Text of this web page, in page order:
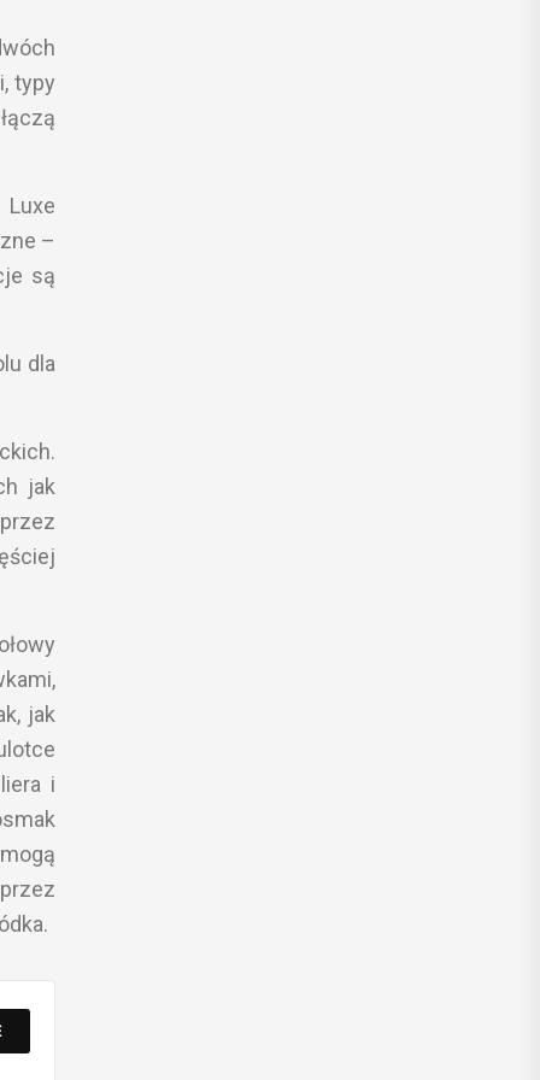
typy
–
są
dla
jak
jak
i